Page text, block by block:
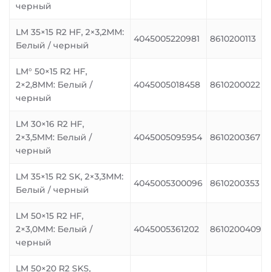
черный
LM 35×15 R2 HF, 2×3,2MM:
Белый / черный
4045005220981 8610200113
LM° 50×15 R2 HF,
2×2,8MM: Белый /
черный
4045005018458 8610200022
LM 30×16 R2 HF,
2×3,5MM: Белый /
черный
4045005095954 8610200367
LM 35×15 R2 SK, 2×3,3MM:
Белый / черный
4045005300096 8610200353
LM 50×15 R2 HF,
2×3,0MM: Белый /
черный
4045005361202 8610200409
LM 50×20 R2 SKS,